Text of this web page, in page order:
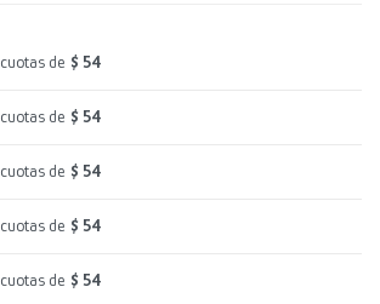
cuotas de $ 54
cuotas de $ 54
cuotas de $ 54
cuotas de $ 54
cuotas de $ 54